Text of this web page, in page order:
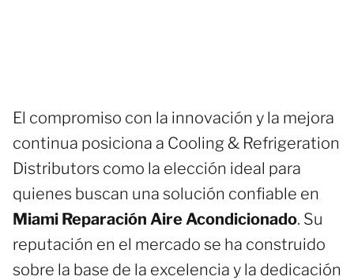
El compromiso con la innovación y la mejora
continua posiciona a Cooling & Refrigeration
Distributors como la elección ideal para
quienes buscan una solución confiable en
Miami Reparación Aire Acondicionado. Su
reputación en el mercado se ha construido
sobre la base de la excelencia y la dedicación